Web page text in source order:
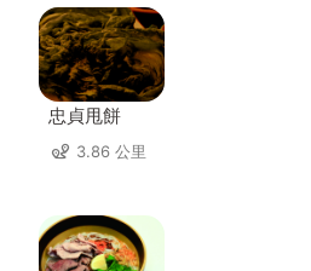
忠貞甩餅
3.86 公里